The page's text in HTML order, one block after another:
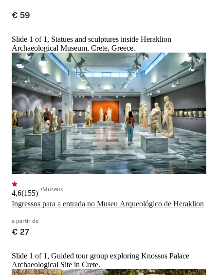
€ 59
Slide 1 of 1, Statues and sculptures inside Heraklion
Archaeological Museum, Crete, Greece.
Ingressos para a entrada no Museu Arqueológico de Heraklion
4,6(155) Museus
a partir de
€ 27
Slide 1 of 1, Guided tour group exploring Knossos Palace
Archaeological Site in Crete.